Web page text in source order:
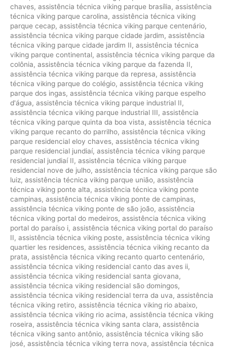
chaves, assistência técnica viking parque brasília, assistência
técnica viking parque carolina, assistência técnica viking
parque cecap, assistência técnica viking parque centenário,
assistência técnica viking parque cidade jardim, assistência
técnica viking parque cidade jardim II, assistência técnica
viking parque continental, assistência técnica viking parque da
colônia, assistência técnica viking parque da fazenda II,
assistência técnica viking parque da represa, assistência
técnica viking parque do colégio, assistência técnica viking
parque dos ingas, assistência técnica viking parque espelho
d'água, assistência técnica viking parque industrial II,
assistência técnica viking parque industrial III, assistência
técnica viking parque quinta da boa vista, assistência técnica
viking parque recanto do parrilho, assistência técnica viking
parque residencial eloy chaves, assistência técnica viking
parque residencial jundiaí, assistência técnica viking parque
residencial jundiaí II, assistência técnica viking parque
residencial nove de julho, assistência técnica viking parque são
luiz, assistência técnica viking parque união, assistência
técnica viking ponte alta, assistência técnica viking ponte
campinas, assistência técnica viking ponte de campinas,
assistência técnica viking ponte de são joão, assistência
técnica viking portal do medeiros, assistência técnica viking
portal do paraíso i, assistência técnica viking portal do paraíso
II, assistência técnica viking poste, assistência técnica viking
quartier les residences, assistência técnica viking recanto da
prata, assistência técnica viking recanto quarto centenário,
assistência técnica viking residencial canto das aves ii,
assistência técnica viking residencial santa giovana,
assistência técnica viking residencial são domingos,
assistência técnica viking residencial terra da uva, assistência
técnica viking retiro, assistência técnica viking rio abaixo,
assistência técnica viking rio acima, assistência técnica viking
roseira, assistência técnica viking santa clara, assistência
técnica viking santo antônio, assistência técnica viking são
josé, assistência técnica viking terra nova, assistência técnica